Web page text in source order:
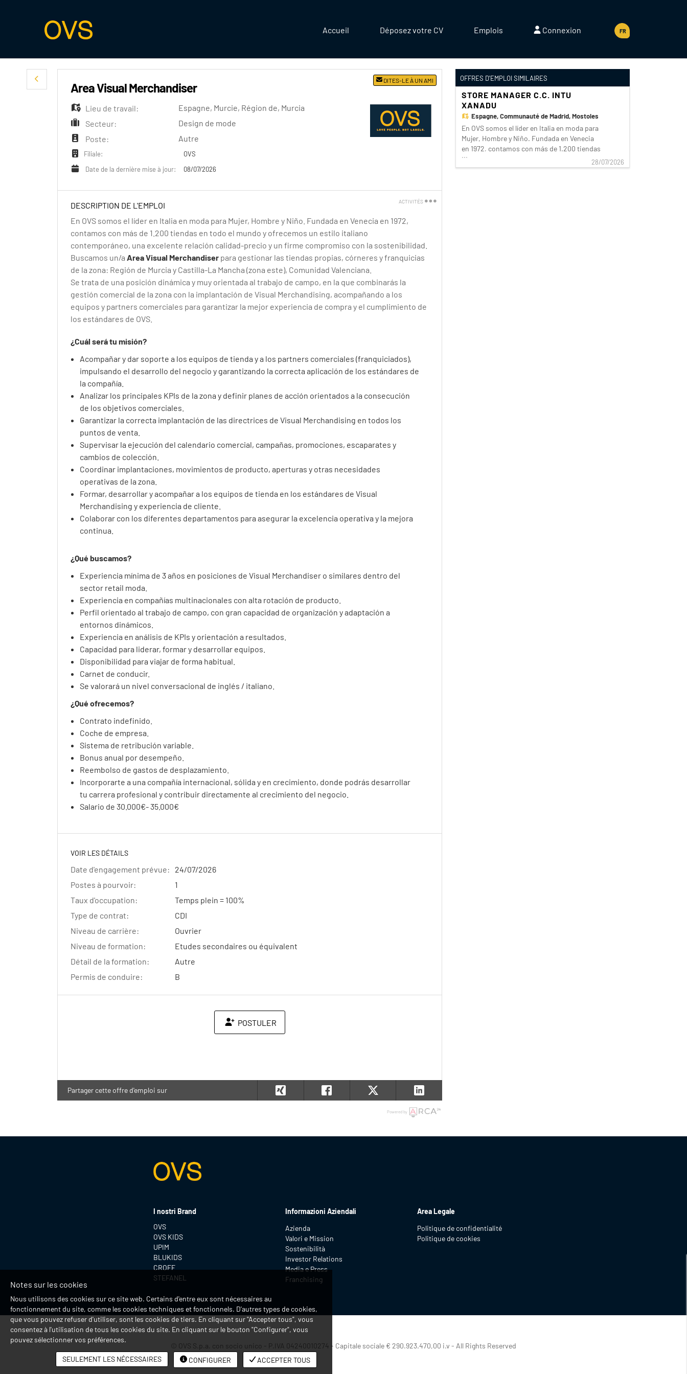
Notes sur les cookies
Nous utilisons des cookies sur ce site web. Certains d'entre eux sont nécessaires au
fonctionnement du site, comme les cookies techniques et fonctionnels. D'autres types de cookies,
que vous pouvez refuser d'utiliser, sont les cookies de tiers. En cliquant sur "Accepter tous", vous
consentez à l'utilisation de tous les cookies du site. En cliquant sur le bouton "Configurer", vous
pouvez sélectionner vos préférences.
ACCEPTER TOUS
CONFIGURER
SEULEMENT LES NÉCESSAIRES
Accueil Déposez votre CV Emplois Connexion FR
Area Visual Merchandiser DITES-LE À UN AMI
Lieu de travail: Espagne, Murcie, Région de, Murcia
Secteur:
Design de mode
Poste:
Autre
Filiale:
OVS
Date de la dernière mise à jour:
08/07/2026
ACTIVITÉS
Imprimez
DESCRIPTION DE L'EMPLOI
En OVS somos el líder en Italia en moda para Mujer, Hombre y Niño. Fundada en Venecia en 1972,
contamos con más de 1.200 tiendas en todo el mundo y ofrecemos un estilo italiano
contemporáneo, una excelente relación calidad-precio y un firme compromiso con la sostenibilidad.
Buscamos un/a Area Visual Merchandiser para gestionar las tiendas propias, córneres y franquicias
de la zona: Región de Murcia y Castilla-La Mancha (zona este), Comunidad Valenciana.
Se trata de una posición dinámica y muy orientada al trabajo de campo, en la que combinarás la
gestión comercial de la zona con la implantación de Visual Merchandising, acompañando a los
equipos y partners comerciales para garantizar la mejor experiencia de compra y el cumplimiento de
los estándares de OVS.
¿Cuál será tu misión?
Acompañar y dar soporte a los equipos de tienda y a los partners comerciales (franquiciados),
impulsando el desarrollo del negocio y garantizando la correcta aplicación de los estándares de
la compañía.
Analizar los principales KPIs de la zona y definir planes de acción orientados a la consecución
de los objetivos comerciales.
Garantizar la correcta implantación de las directrices de Visual Merchandising en todos los
puntos de venta.
Supervisar la ejecución del calendario comercial, campañas, promociones, escaparates y
cambios de colección.
Coordinar implantaciones, movimientos de producto, aperturas y otras necesidades
operativas de la zona.
Formar, desarrollar y acompañar a los equipos de tienda en los estándares de Visual
Merchandising y experiencia de cliente.
Colaborar con los diferentes departamentos para asegurar la excelencia operativa y la mejora
continua.
¿Qué buscamos?
Experiencia mínima de 3 años en posiciones de Visual Merchandiser o similares dentro del
sector retail moda.
Experiencia en compañías multinacionales con alta rotación de producto.
Perfil orientado al trabajo de campo, con gran capacidad de organización y adaptación a
entornos dinámicos.
Experiencia en análisis de KPIs y orientación a resultados.
Capacidad para liderar, formar y desarrollar equipos.
Disponibilidad para viajar de forma habitual.
Carnet de conducir.
Se valorará un nivel conversacional de inglés / italiano.
¿Qué ofrecemos?
Contrato indefinido.
Coche de empresa.
Sistema de retribución variable.
Bonus anual por desempeño.
Reembolso de gastos de desplazamiento.
Incorporarte a una compañía internacional, sólida y en crecimiento, donde podrás desarrollar
tu carrera profesional y contribuir directamente al crecimiento del negocio.
Salario de 30.000€- 35.000€
VOIR LES DÉTAILS
Date d'engagement prévue:
24/07/2026
Postes à pourvoir:
1
Taux d'occupation:
Temps plein = 100%
Type de contrat:
CDI
Niveau de carrière:
Ouvrier
Niveau de formation:
Etudes secondaires ou équivalent
Détail de la formation:
Autre
Permis de conduire:
B
POSTULER
Partager cette offre d'emploi sur
Powered by
OFFRES D'EMPLOI SIMILAIRES
STORE MANAGER C.C. INTU
XANADU
Espagne,Communauté de Madrid, Mostoles
En OVS somos el líder en Italia en moda para
Mujer, Hombre y Niño. Fundada en Venecia
en 1972, contamos con más de 1.200 tiendas
en todo el mundo y ofrecemos un estilo
italiano contemporáneo, una excelente
...
28/07/2026
I nostri Brand
OVS
OVS KIDS
UPIM
BLUKIDS
CROFF
STEFANEL
Informazioni Aziendali
Azienda
Valori e Mission
Sostenibilità
Investor Relations
Media e Press
Franchising
Area Legale
Politique de confidentialité
Politique de cookies
© OVS S.p.a. con socio unico - P.IVA 04240010274 - Capitale sociale € 290.923.470,00 i.v - All Rights Reserved